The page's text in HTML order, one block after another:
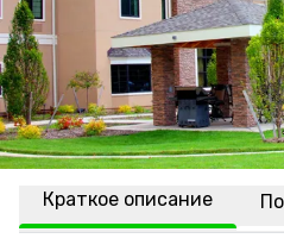
Краткое описание